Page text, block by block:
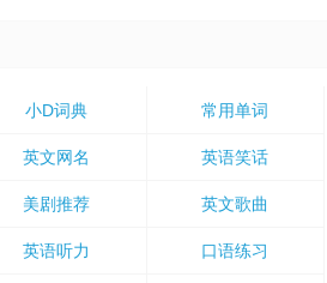
小D词典 常用单词
英文网名 英语笑话
美剧推荐 英文歌曲
英语听力 口语练习